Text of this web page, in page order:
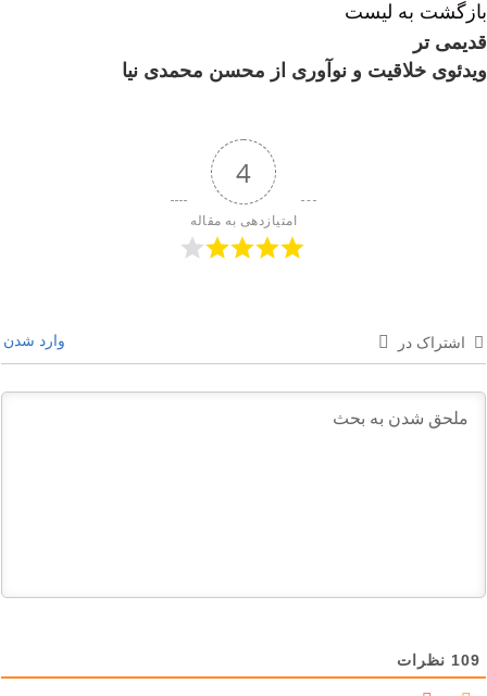
بازگشت به لیست
قدیمی تر
ویدئوی خلاقیت و نوآوری از محسن محمدی نیا
4
امتیازدهی به مقاله
اشتراک در وارد شدن
109 نظرات